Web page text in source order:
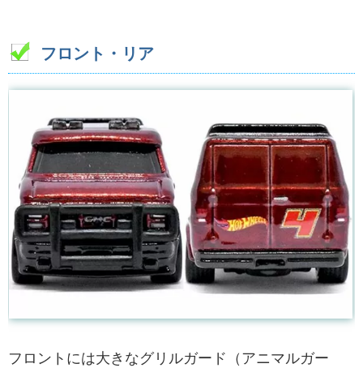
フロント・リア
フロントには大きなグリルガード（アニマルガー